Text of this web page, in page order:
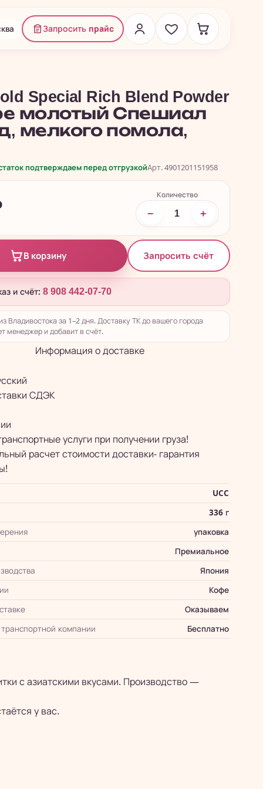
Запросить прайс
Special Rich Blend Powder
молотый Спешиал
мелкого помола,
подтверждаем перед отгрузкойАрт. 4901201151958
Количество
− +
В корзину Запросить счёт
и счёт: 8 908 442-07-70
Владивостока за 1–2 дня. Доставку ТК до вашего города
менеджер и добавит в счёт.
Информация о доставке
СДЭК
услуги при получении груза!
расчет стоимости доставки- гарантия
UCC
336 г
упаковка
Премиальное
Япония
Кофе
Оказываем
компании
Бесплатно
с азиатскими вкусами. Производство —
у вас.